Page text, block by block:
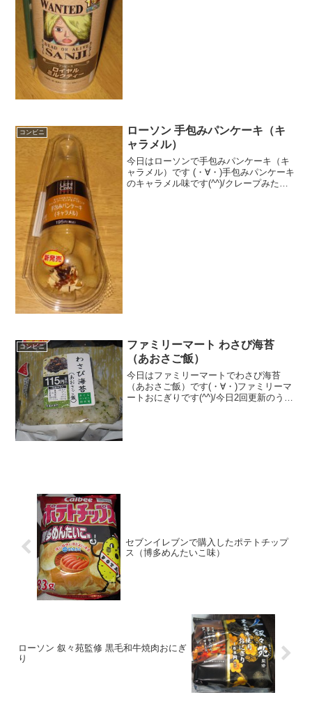
コンビニ
ローソン 手包みパンケーキ（キ
ャラメル）
今日はローソンで手包みパンケーキ（キ
ャラメル）です (・∀・)手包みパンケーキ
のキャラメル味です(^^)/クレープみたい
コンビニ
ファミリーマート わさび海苔
（あおさご飯）
今日はファミリーマートでわさび海苔
（あおさご飯）です(・∀・)ファミリーマ
ートおにぎりです(^^)/今日2回更新のうち
セブンイレブンで購入したポテトチップ
ス（博多めんたいこ味）
ローソン 叙々苑監修 黒毛和牛焼肉おにぎ
り